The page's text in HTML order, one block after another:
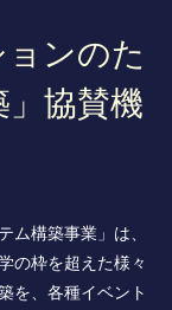
ョンのた
協賛機
ム構築事業」は、
の枠を超えた様々
を、各種イベント